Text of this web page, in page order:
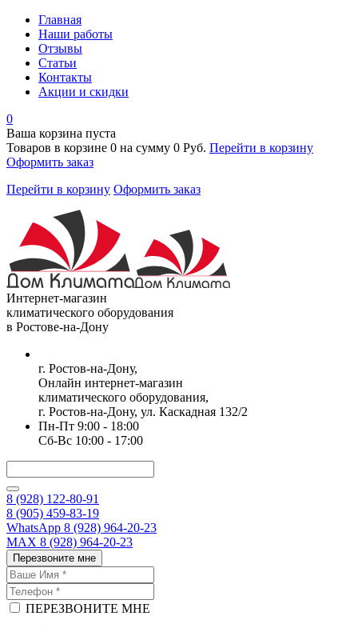
Главная
Наши работы
Отзывы
Статьи
Контакты
Акции и скидки
0
Ваша корзина пуста
Товаров в корзине 0 на сумму 0 Руб. Перейти в корзину
Оформить заказ
Перейти в корзину Оформить заказ
Интернет-магазин
климатического оборудования
в Ростове-на-Дону
г. Ростов-на-Дону,
Онлайн интернет-магазин
климатического оборудования,
г. Ростов-на-Дону, ул. Каскадная 132/2
Пн-Пт 9:00 - 18:00
Сб-Вс 10:00 - 17:00
8 (928) 122-80-91
8 (905) 459-83-19
WhatsApp 8 (928) 964-20-23
MAX 8 (928) 964-20-23
Перезвоните мне
ПЕРЕЗВОНИТЕ МНЕ